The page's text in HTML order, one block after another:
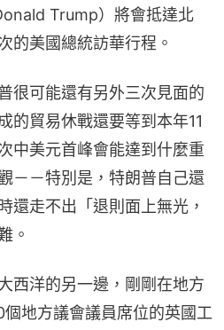
Trump）將會抵達北
的美國總統訪華行程。
很可能還有另外三次見面的
的貿易休戰還要等到本年11
中美元首峰會能達到什麼重
－－特別是，特朗普自己還
還走不出「退則面上無光，
。
西洋的另一邊，剛剛在地方
地方議會議員席位的英國工